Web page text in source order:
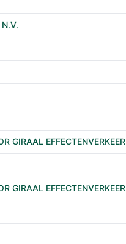
GIRAAL EFFECTENVERKEER
GIRAAL EFFECTENVERKEER